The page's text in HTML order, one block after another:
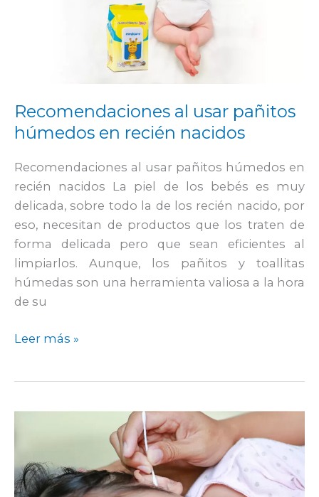
Recomendaciones al usar pañitos
húmedos en recién nacidos
Recomendaciones al usar pañitos húmedos en
recién nacidos La piel de los bebés es muy
delicada, sobre todo la de los recién nacido, por
eso, necesitan de productos que los traten de
forma delicada pero que sean eficientes al
limpiarlos. Aunque, los pañitos y toallitas
húmedas son una herramienta valiosa a la hora
de su
nacidos
Leer más »
los